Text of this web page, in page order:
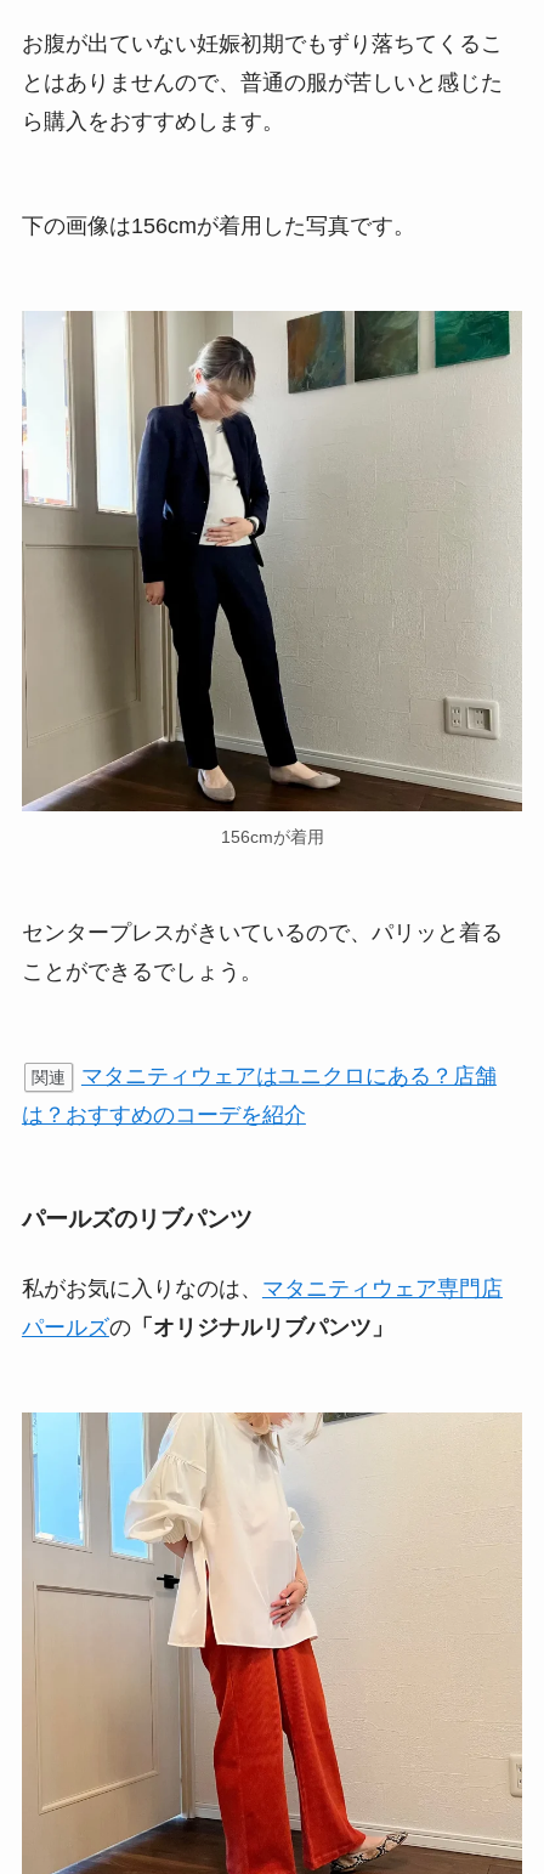
お腹が出ていない妊娠初期でもずり落ちてくるこ
とはありませんので、普通の服が苦しいと感じた
ら購入をおすすめします。
下の画像は156cmが着用した写真です。
156cmが着用
センタープレスがきいているので、パリッと着る
ことができるでしょう。
関連
マタニティウェアはユニクロにある？店舗
は？おすすめのコーデを紹介
パールズのリブパンツ
私がお気に入りなのは、 マタニティウェア専門店
パールズの「オリジナルリブパンツ」